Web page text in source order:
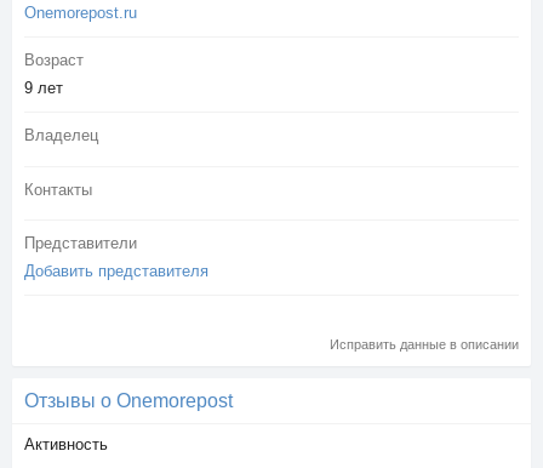
Onemorepost.ru
Возраст
9 лет
Владелец
Контакты
Представители
Добавить представителя
Исправить данные в описании
Отзывы о Onemorepost
Активность